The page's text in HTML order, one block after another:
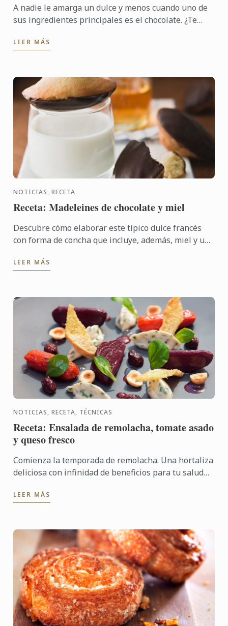
A nadie le amarga un dulce y menos cuando uno de
sus ingredientes principales es el chocolate. ¿Te
con ...
LEER MÁS
NOTICIAS, RECETA
Receta: Madeleines de chocolate y miel
Descubre cómo elaborar este típico dulce francés
con forma de concha que incluye, además, miel y una
delicias de ...
LEER MÁS
NOTICIAS, RECETA, TÉCNICAS
Receta: Ensalada de remolacha, tomate asado
y queso fresco
Comienza la temporada de remolacha. Una hortaliza
deliciosa con infinidad de beneficios para tu salud
LEER MÁS